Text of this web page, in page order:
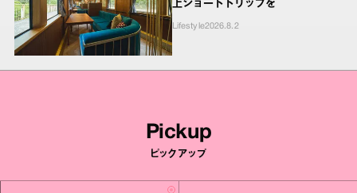
上ショートトリップを
Lifestyle2026.8.2
Pickup
ピックアップ